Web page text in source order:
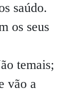
saúdo.
os seus
temais;
vão a